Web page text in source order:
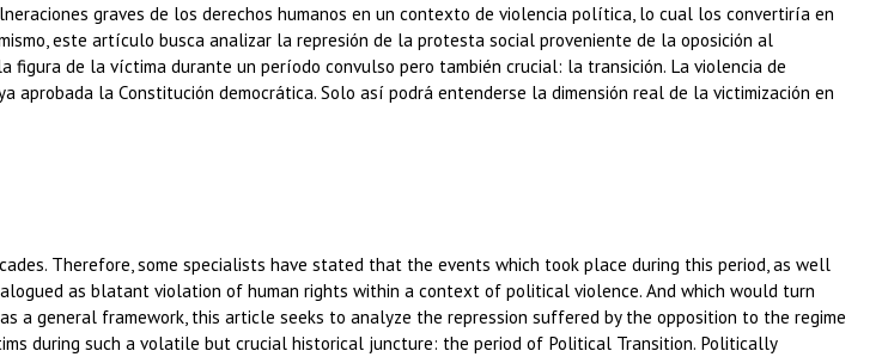
graves de los derechos humanos en un contexto de violencia política, lo cual los convertiría en
este artículo busca analizar la represión de la protesta social proveniente de la oposición al
de la víctima durante un período convulso pero también crucial: la transición. La violencia de
la Constitución democrática. Solo así podrá entenderse la dimensión real de la victimización en
Therefore, some specialists have stated that the events which took place during this period, as well
as blatant violation of human rights within a context of political violence. And which would turn
a general framework, this article seeks to analyze the repression suffered by the opposition to the regime
during such a volatile but crucial historical juncture: the period of Political Transition. Politically